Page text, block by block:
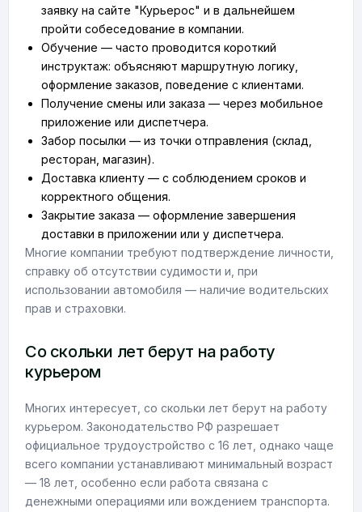
заявку на сайте "Курьерос" и в дальнейшем
пройти собеседование в компании.
Обучение — часто проводится короткий
инструктаж: объясняют маршрутную логику,
оформление заказов, поведение с клиентами.
Получение смены или заказа — через мобильное
приложение или диспетчера.
Забор посылки — из точки отправления (склад,
ресторан, магазин).
Доставка клиенту — с соблюдением сроков и
корректного общения.
Закрытие заказа — оформление завершения
доставки в приложении или у диспетчера.
Многие компании требуют подтверждение личности,
справку об отсутствии судимости и, при
использовании автомобиля — наличие водительских
прав и страховки.
Со скольки лет берут на работу
курьером
Многих интересует, со скольки лет берут на работу
курьером. Законодательство РФ разрешает
официальное трудоустройство с 16 лет, однако чаще
всего компании устанавливают минимальный возраст
— 18 лет, особенно если работа связана с
денежными операциями или вождением транспорта.